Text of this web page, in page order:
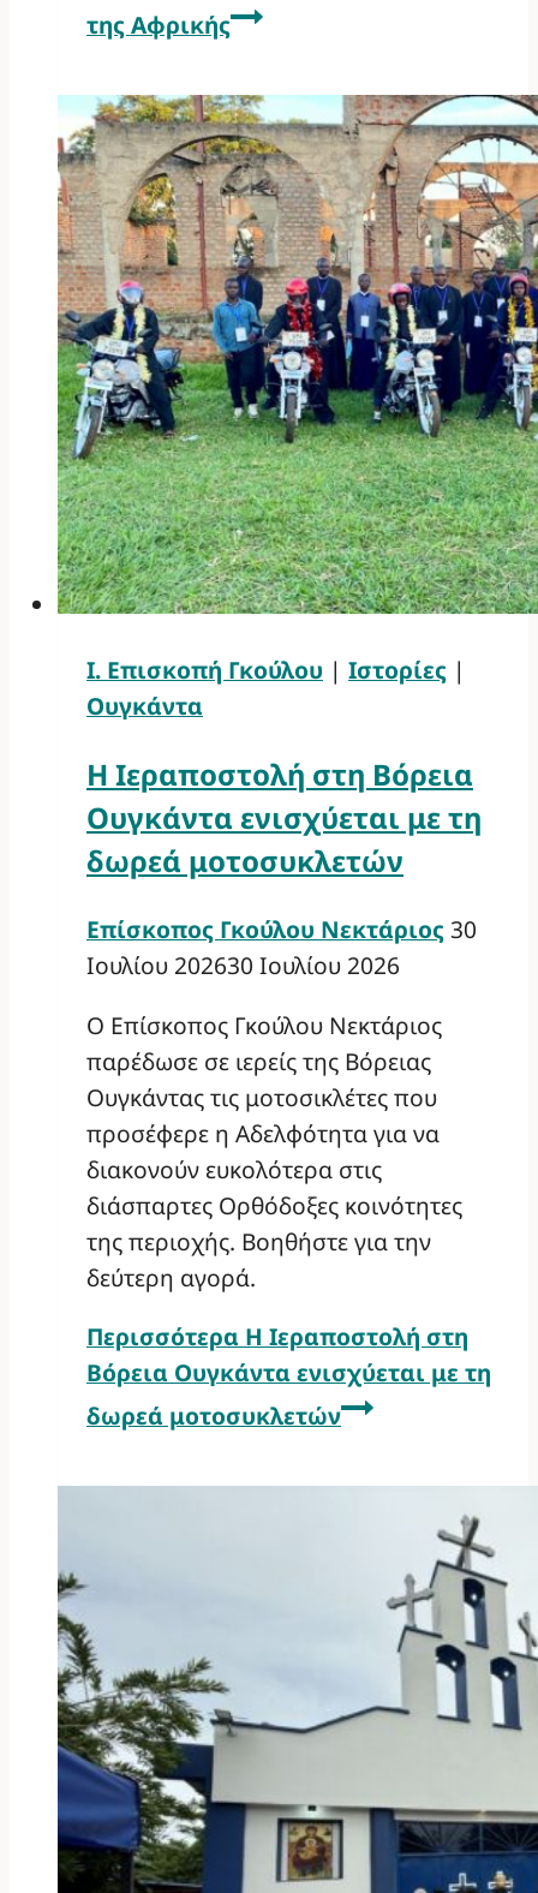
της Αφρικής
Ι. Επισκοπή Γκούλου | Ιστορίες |
Ουγκάντα
Η Ιεραποστολή στη Βόρεια
Ουγκάντα ενισχύεται με τη
δωρεά μοτοσυκλετών
Επίσκοπος Γκούλου Νεκτάριος 30
Ιουλίου 202630 Ιουλίου 2026
Ο Επίσκοπος Γκούλου Νεκτάριος
παρέδωσε σε ιερείς της Βόρειας
Ουγκάντας τις μοτοσικλέτες που
προσέφερε η Αδελφότητα για να
διακονούν ευκολότερα στις
διάσπαρτες Ορθόδοξες κοινότητες
της περιοχής. Βοηθήστε για την
δεύτερη αγορά.
Περισσότερα Η Ιεραποστολή στη
Βόρεια Ουγκάντα ενισχύεται με τη
δωρεά μοτοσυκλετών